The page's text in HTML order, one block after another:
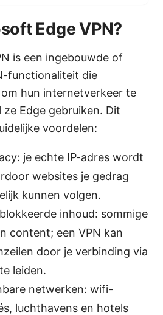
Edge VPN?
is een ingebouwde of
functionaliteit die
hun internetverkeer te
Edge gebruiken. Dit
voordelen:
je echte IP-adres wordt
websites je gedrag
kunnen volgen.
inhoud: sommige
content; een VPN kan
door je verbinding via
leiden.
netwerken: wifi-
luchthavens en hotels